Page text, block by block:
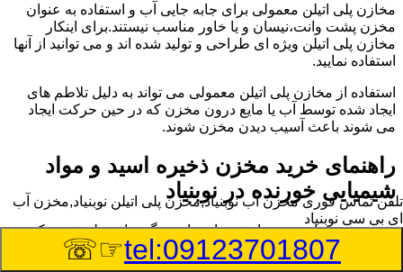
مخازن پلی اتیلن معمولی برای جابه جایی آب و استفاده به عنوان
مخزن پشت وانت،نیسان و یا خاور مناسب نیستند.برای اینکار
مخازن پلی اتیلن ویژه ای طراحی و تولید شده اند و می توانید از آنها
استفاده نمایید.
استفاده از مخازن پلی اتیلن معمولی می تواند به دلیل تلاطم های
ایجاد شده توسط آب یا مایع درون مخزن که در حین حرکت ایجاد
می شوند باعث آسیب دیدن مخزن شوند.
راهنمای خرید مخزن ذخیره اسید و مواد
شیمیایی خورنده در نوبنیاد
مخزن ذخیره اسید و مواد شیمیایی باید به گونه ای تولید شوند که
بتوانند در برابر چگالی نسبتا بالا و خورندگی انواع اسیدها مقاومت
کافی داشته باشند.به همین دلیل نمی توان در هر مخزنی اسید و مواد
تلفن تماس فوریمخزن آب نوبنیاد,مخزن پلی اتیلن نوبنیاد,مخزن آب
ای بی سی نوبنیاد
tel:09123701807
☞☏